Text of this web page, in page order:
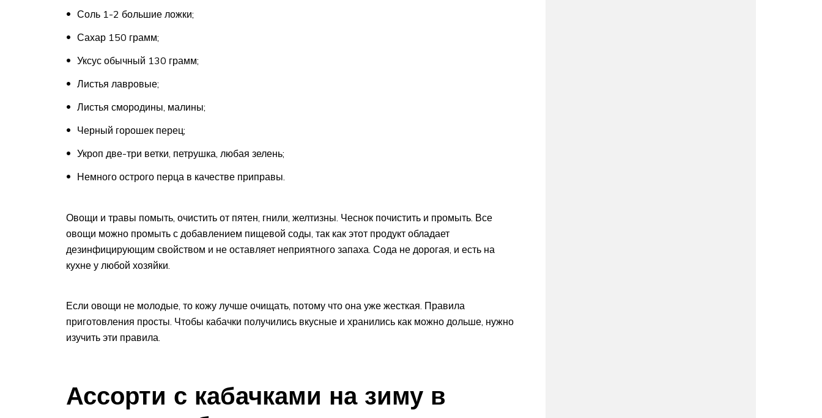
Соль 1-2 большие ложки;
Сахар 150 грамм;
Уксус обычный 130 грамм;
Листья лавровые;
Листья смородины, малины;
Черный горошек перец;
Укроп две-три ветки, петрушка, любая зелень;
Немного острого перца в качестве приправы.
Овощи и травы помыть, очистить от пятен, гнили, желтизны. Чеснок почистить и промыть. Все
овощи можно промыть с добавлением пищевой соды, так как этот продукт обладает
дезинфицирующим свойством и не оставляет неприятного запаха. Сода не дорогая, и есть на
кухне у любой хозяйки.
Если овощи не молодые, то кожу лучше очищать, потому что она уже жесткая. Правила
приготовления просты. Чтобы кабачки получились вкусные и хранились как можно дольше, нужно
изучить эти правила.
Ассорти с кабачками на зиму в